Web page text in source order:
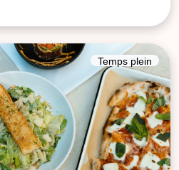
Temps plein